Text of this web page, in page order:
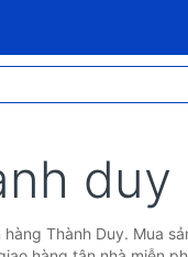
duy
Thành Duy. Mua